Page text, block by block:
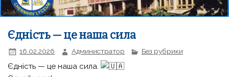
Єдність — це наша сила
16.02.2026 Администратор Без рубрики
Єдність — це наша сила.